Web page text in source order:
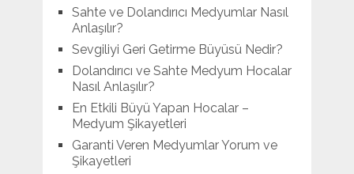
Sahte ve Dolandırıcı Medyumlar Nasıl
Anlaşılır?
Sevgiliyi Geri Getirme Büyüsü Nedir?
Dolandırıcı ve Sahte Medyum Hocalar
Nasıl Anlaşılır?
En Etkili Büyü Yapan Hocalar –
Medyum Şikayetleri
Garanti Veren Medyumlar Yorum ve
Şikayetleri